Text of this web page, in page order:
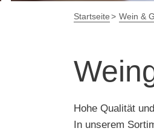
Startseite Wein &
Hohe Qualität
In unserem